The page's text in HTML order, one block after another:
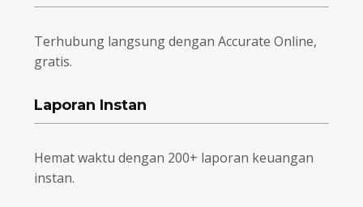
Terhubung langsung dengan Accurate Online,
gratis.
Laporan Instan
Hemat waktu dengan 200+ laporan keuangan
instan.